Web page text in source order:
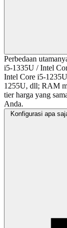
Perbedaan
i5-1335U / Intel
Intel Core i5-
1255U, dll; RAM
tier harga yang
Anda.
Konfigurasi apa